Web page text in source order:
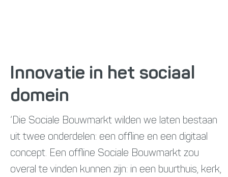
Innovatie in het sociaal
domein
‘Die Sociale Bouwmarkt wilden we laten bestaan
uit twee onderdelen: een offline en een digitaal
concept. Een offline Sociale Bouwmarkt zou
overal te vinden kunnen zijn: in een buurthuis, kerk,